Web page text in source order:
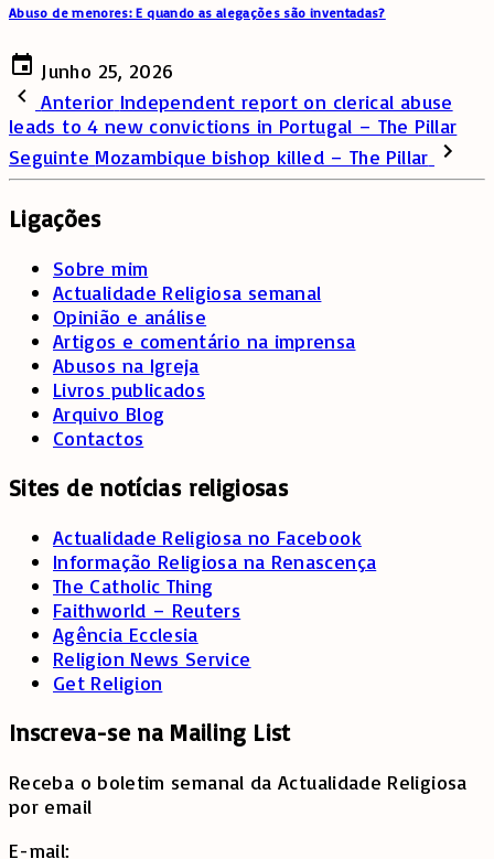
Abuso de menores: E quando as alegações são inventadas?
Junho 25, 2026
Anterior Independent report on clerical abuse
leads to 4 new convictions in Portugal – The Pillar
Seguinte Mozambique bishop killed – The Pillar
Ligações
Sobre mim
Actualidade Religiosa semanal
Opinião e análise
Artigos e comentário na imprensa
Abusos na Igreja
Livros publicados
Arquivo Blog
Contactos
Sites de notícias religiosas
Actualidade Religiosa no Facebook
Informação Religiosa na Renascença
The Catholic Thing
Faithworld – Reuters
Agência Ecclesia
Religion News Service
Get Religion
Inscreva-se na Mailing List
Receba o boletim semanal da Actualidade Religiosa
por email
E-mail: